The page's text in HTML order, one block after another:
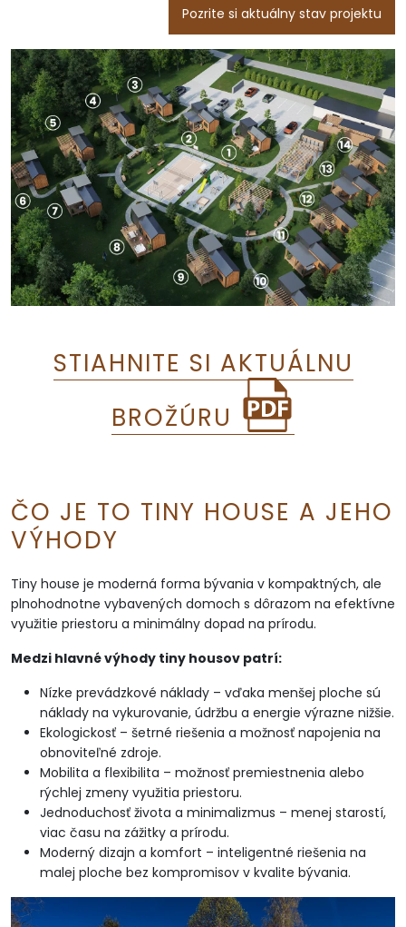
Pozrite si aktuálny stav projektu
STIAHNITE SI AKTUÁLNU
BROŽÚRU
ČO JE TO TINY HOUSE A JEHO
VÝHODY
Tiny house je moderná forma bývania v kompaktných, ale
plnohodnotne vybavených domoch s dôrazom na efektívne
využitie priestoru a minimálny dopad na prírodu.
Medzi hlavné výhody tiny housov patrí:
Nízke prevádzkové náklady – vďaka menšej ploche sú
náklady na vykurovanie, údržbu a energie výrazne nižšie.
Ekologickosť – šetrné riešenia a možnosť napojenia na
obnoviteľné zdroje.
Mobilita a flexibilita – možnosť premiestnenia alebo
rýchlej zmeny využitia priestoru.
Jednoduchosť života a minimalizmus – menej starostí,
viac času na zážitky a prírodu.
Moderný dizajn a komfort – inteligentné riešenia na
malej ploche bez kompromisov v kvalite bývania.